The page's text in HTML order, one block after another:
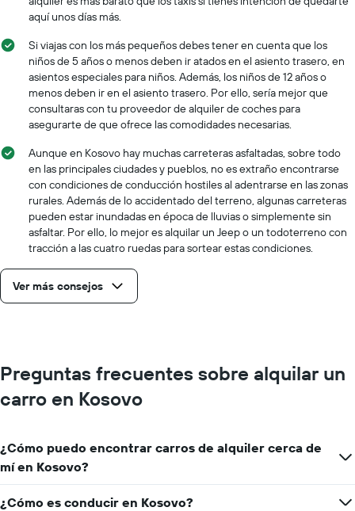
aquí unos días más.
Si viajas con los más pequeños debes tener en cuenta que los
niños de 5 años o menos deben ir atados en el asiento trasero, en
asientos especiales para niños. Además, los niños de 12 años o
menos deben ir en el asiento trasero. Por ello, sería mejor que
consultaras con tu proveedor de alquiler de coches para
asegurarte de que ofrece las comodidades necesarias.
Aunque en Kosovo hay muchas carreteras asfaltadas, sobre todo
en las principales ciudades y pueblos, no es extraño encontrarse
con condiciones de conducción hostiles al adentrarse en las zonas
rurales. Además de lo accidentado del terreno, algunas carreteras
pueden estar inundadas en época de lluvias o simplemente sin
asfaltar. Por ello, lo mejor es alquilar un Jeep o un todoterreno con
tracción a las cuatro ruedas para sortear estas condiciones.
Ver más consejos
Preguntas frecuentes sobre alquilar un
carro en Kosovo
¿Cómo puedo encontrar carros de alquiler cerca de
mí en Kosovo?
¿Cómo es conducir en Kosovo?